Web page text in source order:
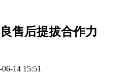
售后提拔合作力
06-14 15:51